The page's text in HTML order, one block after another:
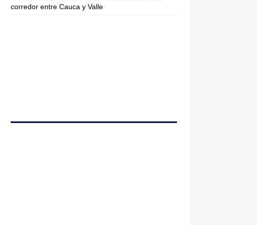
corredor entre Cauca y Valle